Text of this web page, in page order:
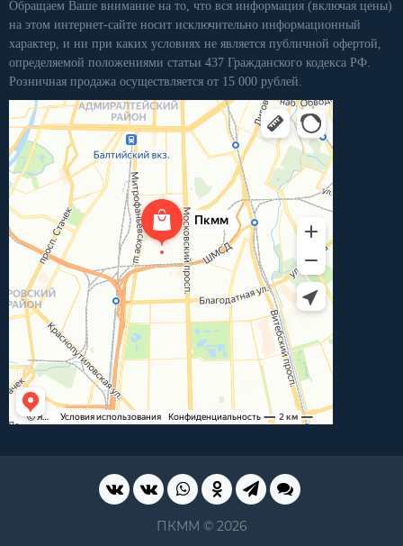
Обращаем Ваше внимание на то, что вся информация (включая цены)
на этом интернет-сайте носит исключительно информационный
характер, и ни при каких условиях не является публичной офертой,
определяемой положениями статьи 437 Гражданского кодекса РФ.
Розничная продажа осуществляется от 15 000 рублей.
ПКММ © 2026